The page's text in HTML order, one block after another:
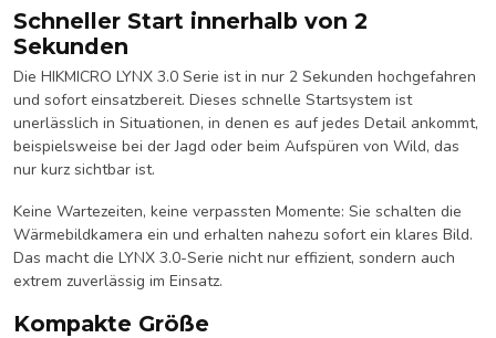
Schneller Start innerhalb von 2
Sekunden
Die HIKMICRO LYNX 3.0 Serie ist in nur 2 Sekunden hochgefahren
und sofort einsatzbereit. Dieses schnelle Startsystem ist
unerlässlich in Situationen, in denen es auf jedes Detail ankommt,
beispielsweise bei der Jagd oder beim Aufspüren von Wild, das
nur kurz sichtbar ist.
Keine Wartezeiten, keine verpassten Momente: Sie schalten die
Wärmebildkamera ein und erhalten nahezu sofort ein klares Bild.
Das macht die LYNX 3.0-Serie nicht nur effizient, sondern auch
extrem zuverlässig im Einsatz.
Kompakte Größe